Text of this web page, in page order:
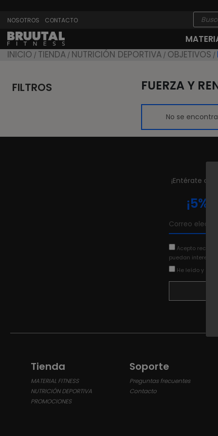
NOSOTROS
CONTACTO
INICIO / TIENDA / NUTRICIÓN DEPORTIVA / OBJETIVOS /
FILTROS FUERZA Y
No se
¡Entérate
¡5%
Acepto recibir
puedan
He leído y
Tienda
MATERIAL FITNESS
NUTRICIÓN DEPORTIVA
PROMOCIONES
Soporte
Preguntas frecuentes
Contacto